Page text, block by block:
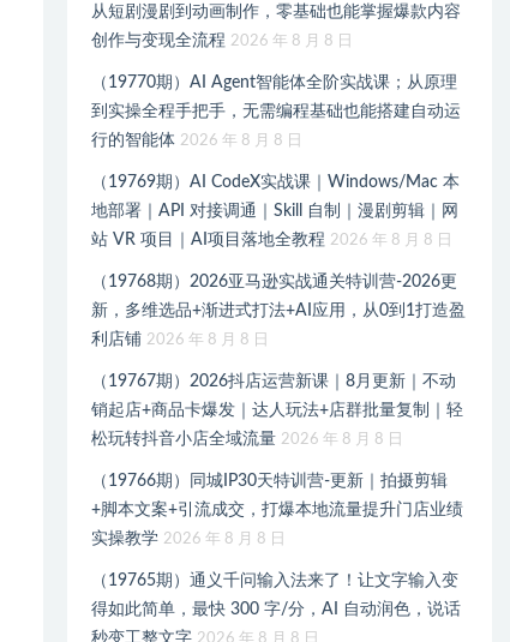
从短剧漫剧到动画制作，零基础也能掌握爆款内容
创作与变现全流程 2026 年 8 月 8 日
（19770期）AI Agent智能体全阶实战课；从原理
到实操全程手把手，无需编程基础也能搭建自动运
行的智能体 2026 年 8 月 8 日
（19769期）AI CodeX实战课｜Windows/Mac 本
地部署｜API 对接调通｜Skill 自制｜漫剧剪辑｜网
站 VR 项目｜AI项目落地全教程 2026 年 8 月 8 日
（19768期）2026亚马逊实战通关特训营-2026更
新，多维选品+渐进式打法+AI应用，从0到1打造盈
利店铺 2026 年 8 月 8 日
（19767期）2026抖店运营新课｜8月更新｜不动
销起店+商品卡爆发｜达人玩法+店群批量复制｜轻
松玩转抖音小店全域流量 2026 年 8 月 8 日
（19766期）同城IP30天特训营-更新｜拍摄剪辑
+脚本文案+引流成交，打爆本地流量提升门店业绩
实操教学 2026 年 8 月 8 日
（19765期）通义千问输入法来了！让文字输入变
得如此简单，最快 300 字/分，AI 自动润色，说话
秒变工整文字 2026 年 8 月 8 日